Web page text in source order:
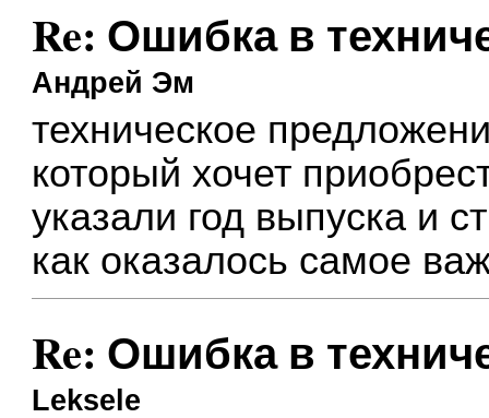
Re: Ошибка в
Андрей Эм
техническое
который хочет
указали год выпуска и
как оказалось самое
Re: Ошибка в
Leksele